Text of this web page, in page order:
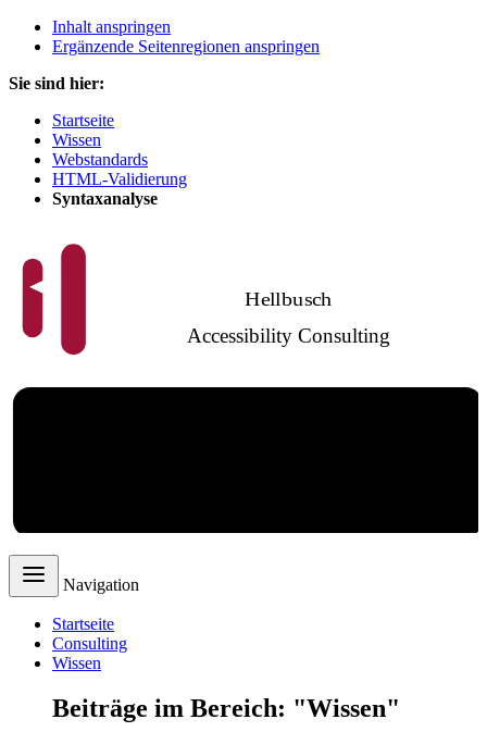
Inhalt anspringen
Ergänzende Seitenregionen anspringen
Sie sind hier:
Startseite
Wissen
Webstandards
HTML-Validierung
Syntaxanalyse
Hellbusch
Accessibility Consulting
Navigation
Startseite
Consulting
Wissen
Beiträge im Bereich: "Wissen"